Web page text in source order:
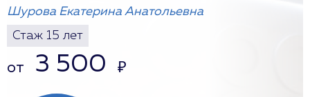
Шурова Екатерина Анатольевна
Стаж 15 лет
от 3 500 ₽